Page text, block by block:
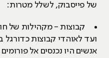
של פייסבוק, לשלל מטרות:
קבוצות - מקהילות של
ועד לאוהדי קבוצות כדורגל
אנשים היו נכנסים אל